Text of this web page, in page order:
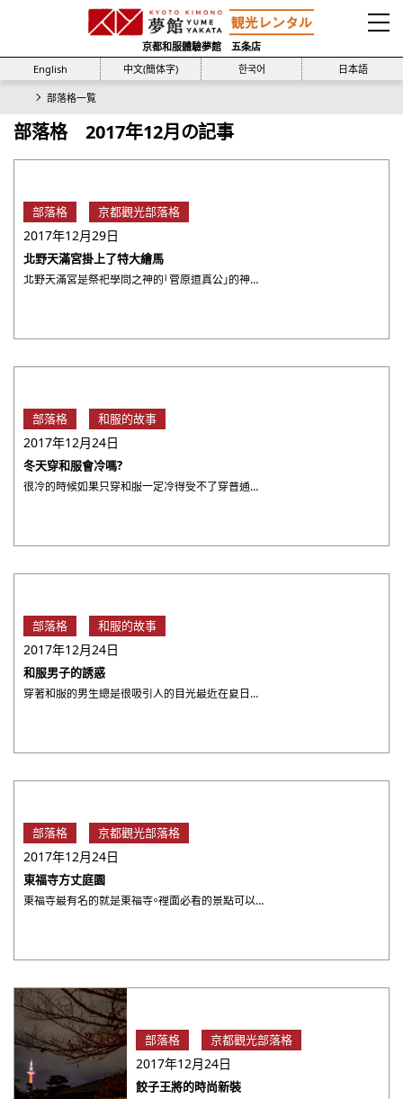
京都和服體驗夢館 五条店
English
中文(簡体字) 한국어 日本語
部落格一覧
部落格 2017年12月の記事
部落格 京都觀光部落格
2017年12月29日
北野天滿宮掛上了特大繪馬
北野天滿宮是祭祀學問之神的「菅原道真公」的神社。小時候考試前我常常去拜拜。 京都的北野天滿宮是全國天滿宮之中的 ・・・
部落格 和服的故事
2017年12月24日
冬天穿和服會冷嗎?
很冷的時候如果只穿和服一定冷得受不了穿普通的衣服時可以加外套 那穿和服時怎麼辦呢? 其實和服也有專用的外套通常 ・・・
部落格 和服的故事
2017年12月24日
和服男子的誘惑
穿著和服的男生總是很吸引人的目光最近在夏日祭典穿著浴衣的年輕人越來越多了不過不只是浴衣穿著和服的男子也增加了 ・・・
部落格 京都觀光部落格
2017年12月24日
東福寺方丈庭園
東福寺最有名的就是東福寺。裡面必看的景點可以說就是方丈的庭園。由昭和時期的造景師「重森三玲」所打造的三玲世界。 ・・・
部落格 京都觀光部落格
2017年12月24日
餃子王將的時尚新裝